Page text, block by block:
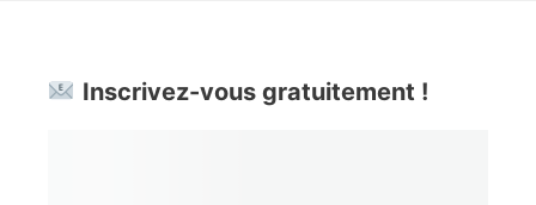
Inscrivez-vous gratuitement !